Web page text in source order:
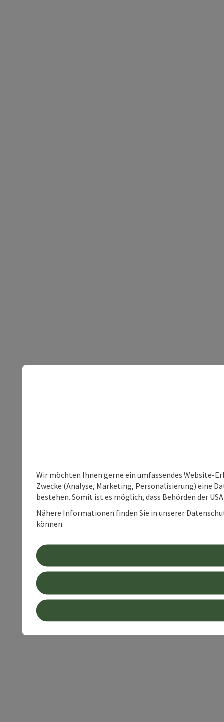
Wir möchten Ihnen gerne ein umfassendes Website-
Zwecke (Analyse, Marketing, Personalisierung) eine
bestehen. Somit ist es möglich, dass Behörden der
Nähere Informationen finden Sie in unserer
können.